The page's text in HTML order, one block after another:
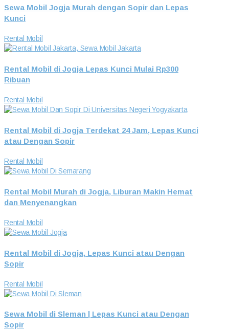
Sewa Mobil Jogja Murah dengan Sopir dan Lepas
Kunci
Rental Mobil
Rental Mobil di Jogja Lepas Kunci Mulai Rp300
Ribuan
Rental Mobil
Rental Mobil di Jogja Terdekat 24 Jam, Lepas Kunci
atau Dengan Sopir
Rental Mobil
Rental Mobil Murah di Jogja, Liburan Makin Hemat
dan Menyenangkan
Rental Mobil
Rental Mobil di Jogja, Lepas Kunci atau Dengan
Sopir
Rental Mobil
Sewa Mobil di Sleman | Lepas Kunci atau Dengan
Sopir